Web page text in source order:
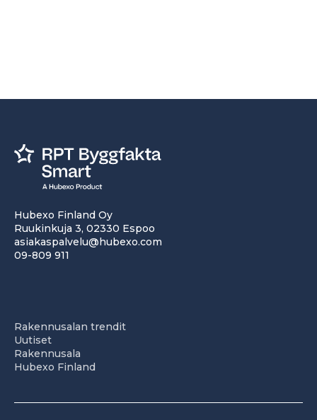
Hubexo Finland Oy
Ruukinkuja 3, 02330 Espoo
asiakaspalvelu@hubexo.com
09-809 911
Rakennusalan trendit
Uutiset
Rakennusala
Hubexo Finland